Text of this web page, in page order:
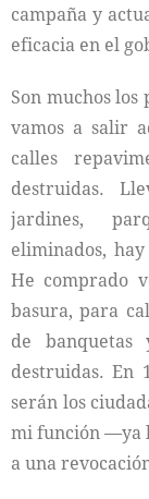
campaña y
eficacia en el
Son muchos
vamos a salir
calles
destruidas.
jardines,
eliminados,
He comprado
basura, para
de banquetas
destruidas. En
serán los
mi función —ya
a una